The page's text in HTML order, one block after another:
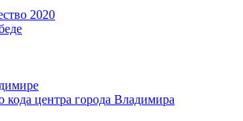
2020
кода центра города Владимира